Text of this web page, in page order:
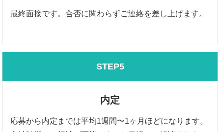
最終面接です。合否に関わらずご連絡を差し上げます。
STEP5
内定
応募から内定までは平均1週間〜1ヶ月ほどになります。